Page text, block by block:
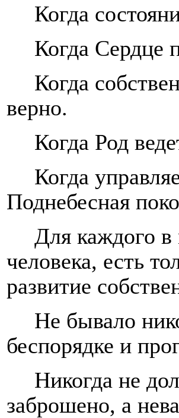
Когда
Когда Сердце
Когда
верно.
Когда Род
Когда
Поднебесная
Для каждого в
человека, есть
развитие
Не бывало
беспорядке и
Никогда не
заброшено, а